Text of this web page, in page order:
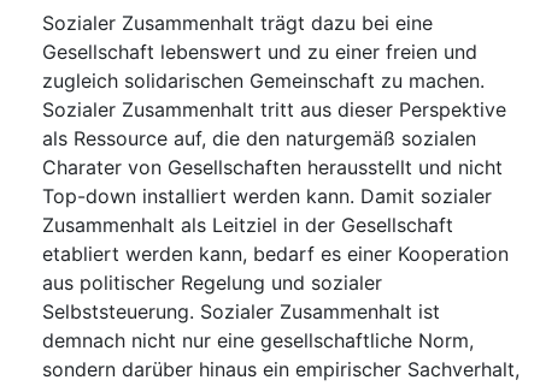
Sozialer Zusammenhalt trägt dazu bei eine
Gesellschaft lebenswert und zu einer freien und
zugleich solidarischen Gemeinschaft zu machen.
Sozialer Zusammenhalt tritt aus dieser Perspektive
als Ressource auf, die den naturgemäß sozialen
Charater von Gesellschaften herausstellt und nicht
Top-down installiert werden kann. Damit sozialer
Zusammenhalt als Leitziel in der Gesellschaft
etabliert werden kann, bedarf es einer Kooperation
aus politischer Regelung und sozialer
Selbststeuerung. Sozialer Zusammenhalt ist
demnach nicht nur eine gesellschaftliche Norm,
sondern darüber hinaus ein empirischer Sachverhalt,